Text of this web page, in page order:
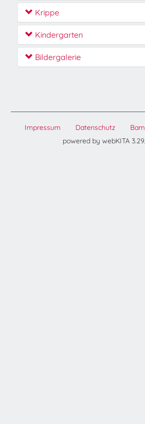
Krippe
Kindergarten
Bildergalerie
Impressum Datenschutz
powered by webKITA